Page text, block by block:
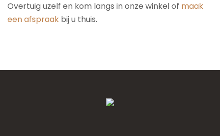
Overtuig uzelf en kom langs in onze winkel of maak
een afspraak bij u thuis.